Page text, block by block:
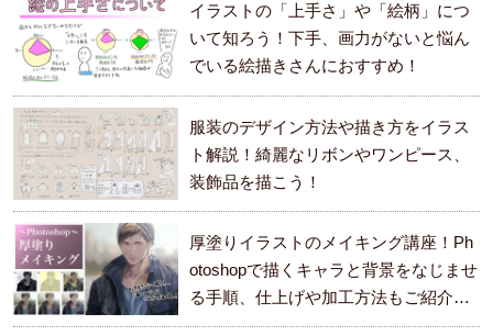
イラストの「上手さ」や「絵柄」につ
いて知ろう！下手、画力がないと悩ん
でいる絵描きさんにおすすめ！
服装のデザイン方法や描き方をイラス
ト解説！綺麗なリボンやワンピース、
装飾品を描こう！
厚塗りイラストのメイキング講座！Ph
otoshopで描くキャラと背景をなじませ
る手順、仕上げや加工方法もご紹介し
ます。